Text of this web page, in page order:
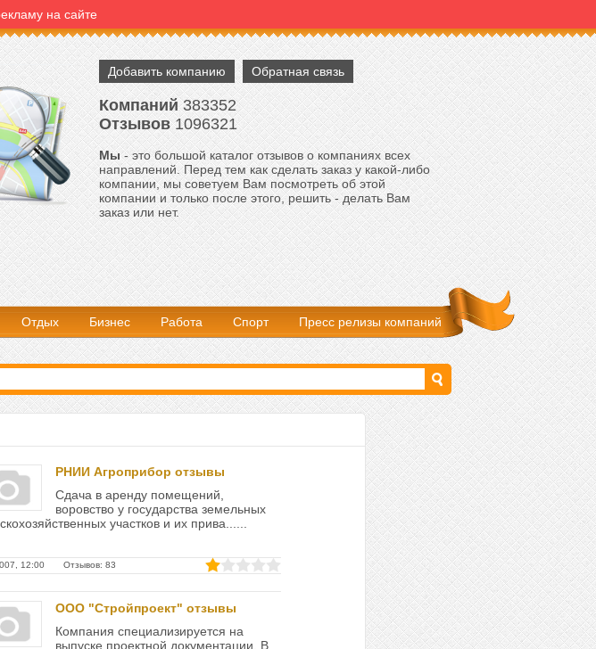
на сайте
Добавить компанию Обратная связь
Компаний383352
Отзывов1096321
Мы- это большой каталог отзывов о компаниях всех
направлений. Перед тем как сделать заказ у какой-либо
компании, мы советуем Вам посмотреть об этой
компании и только после этого, решить - делать Вам
заказ или нет.
Отдых Бизнес Работа Спорт Пресс релизы компаний
РНИИ Агроприбор отзывы
Сдача в аренду помещений,
воровство у государства земельных
участков и их прива......
12:00 Отзывов: 83
ООО "Стройпроект" отзывы
Компания специализируется на
выпуске проектной документации. В